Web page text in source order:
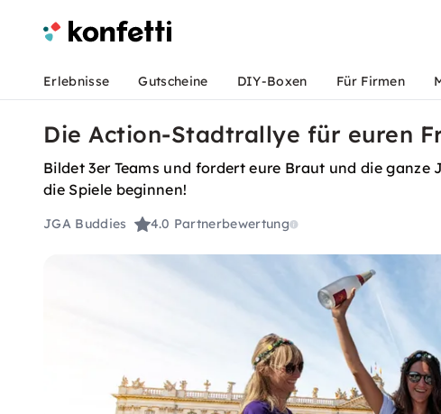
Erlebnisse Gutscheine DIY-Boxen Für Firmen
Die Action-Stadtrallye für euren
Bildet 3er Teams und fordert eure Braut und die ganze
die Spiele beginnen!
JGA Buddies 4.0 Partnerbewertung